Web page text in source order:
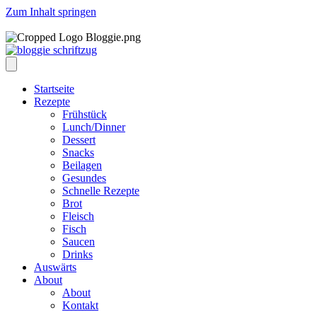
Zum Inhalt springen
Startseite
Rezepte
Frühstück
Lunch/Dinner
Dessert
Snacks
Beilagen
Gesundes
Schnelle Rezepte
Brot
Fleisch
Fisch
Saucen
Drinks
Auswärts
About
About
Kontakt